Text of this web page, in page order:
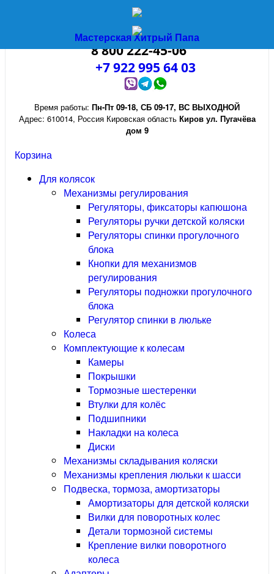
Мастерская Хитрый Папа
8 800 222-45-06
+7 922 995 64 03
Время работы: Пн-Пт 09-18, СБ 09-17, ВС ВЫХОДНОЙ
Адрес: 610014, Россия Кировская область Киров ул. Пугачёва
дом 9
Корзина
Для колясок
Механизмы регулирования
Регуляторы, фиксаторы капюшона
Регуляторы ручки детской коляски
Регуляторы спинки прогулочного
блока
Кнопки для механизмов
регулирования
Регуляторы подножки прогулочного
блока
Регулятор спинки в люльке
Колеса
Комплектующие к колесам
Камеры
Покрышки
Тормозные шестеренки
Втулки для колёс
Подшипники
Накладки на колеса
Диски
Механизмы складывания коляски
Механизмы крепления люльки к шасси
Подвеска, тормоза, амортизаторы
Амортизаторы для детской коляски
Вилки для поворотных колес
Детали тормозной системы
Крепление вилки поворотного
колеса